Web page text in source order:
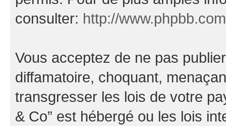
consulter: http://
Vous acceptez de ne pas
diffamatoire, choquant,
transgresser les lois de votre
& Co” est hébergé ou les lois